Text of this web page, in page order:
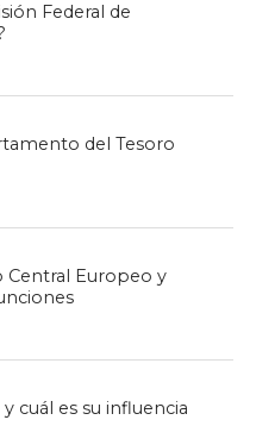
Federal de
del Tesoro
Central Europeo y
cuál es su influencia